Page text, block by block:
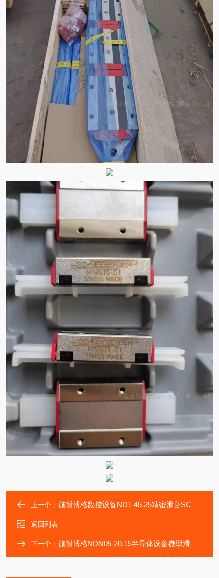
上一个：施耐博格数控设备ND1-45.25精密滑台SCHNEEBERGER
返回列表
下一个：施耐博格NDN05-20.15半导体设备微型滑块防尘防腐